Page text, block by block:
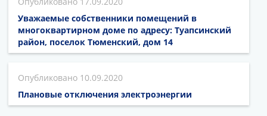
Уважаемые собственники помещений в
многоквартирном доме по адресу: Туапсинский
район, поселок Тюменский, дом 14
10.09.2020
Плановые отключения электроэнергии